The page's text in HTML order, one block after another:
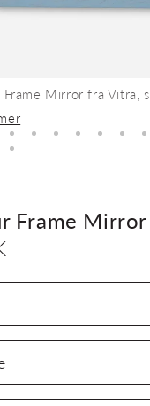
Frame Mirror fra Vitra,
Frame Mirror